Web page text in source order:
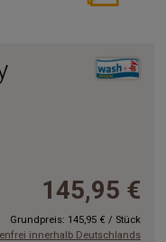
145,95 €
Grundpreis: 145,95 € / Stück
innerhalb Deutschlands